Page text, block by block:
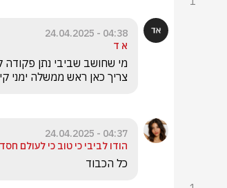
04:38 - 24.04.2025
א ד
צריך כאן ראש ממשלה ימני
04:37 - 24.04.2025
הודו לביבי כי טוב כי לעולם
כל הכבוד